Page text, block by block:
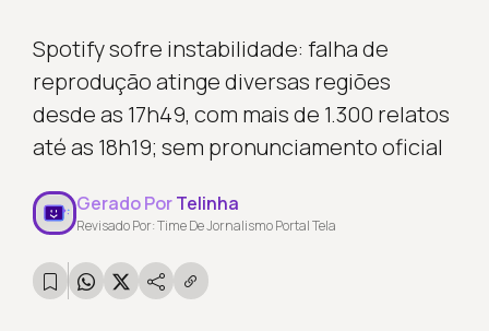
Spotify sofre instabilidade: falha de
reprodução atinge diversas regiões
desde as 17h49, com mais de 1.300 relatos
até as 18h19; sem pronunciamento oficial
Gerado PorTelinha
Revisado Por: Time De Jornalismo Portal Tela